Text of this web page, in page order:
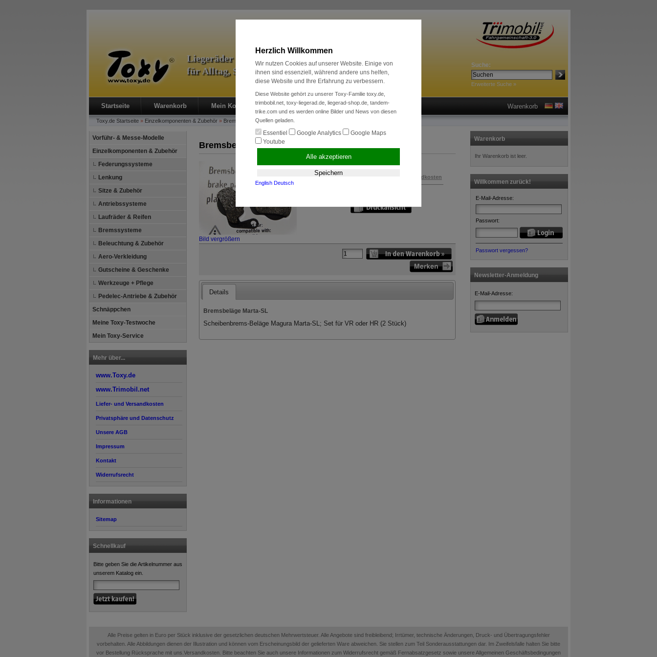
Suche:
Erweiterte Suche »
Liegeräder & Zubehör
für Alltag, Sport und Radreise
Startseite Warenkorb Mein Konto Neukunde? Kasse Anmelden Warenkorb
Toxy.de Startseite » Einzelkomponenten & Zubehör » Bremssysteme» Ersatz und Verschleißteile
Vorführ- & Messe-Modelle
Einzelkomponenten & Zubehör
Federungssysteme
Lenkung
Sitze & Zubehör
Antriebssysteme
Laufräder & Reifen
Bremssysteme
Beleuchtung & Zubehör
Aero-Verkleidung
Gutscheine & Geschenke
Werkzeuge + Pflege
Pedelec-Antriebe & Zubehör
Schnäppchen
Meine Toxy-Testwoche
Mein Toxy-Service
Mehr über...
www.Toxy.de
www.Trimobil.net
Liefer- und Versandkosten
Privatsphäre und Datenschutz
Unsere AGB
Impressum
Kontakt
Widerrufsrecht
Informationen
Sitemap
Schnellkauf
Bitte geben Sie die Artikelnummer aus
unserem Katalog ein.
Bremsbeläge Marta-SL
Bild vergrößern
Versandkosten
Details
Bremsbeläge Marta-SL
Scheibenbrems-Beläge Magura Marta-SL; Set für VR oder HR (2 Stück)
Warenkorb
Ihr Warenkorb ist leer.
Willkommen zurück!
E-Mail-Adresse:
Passwort:
Passwort vergessen?
Newsletter-Anmeldung
E-Mail-Adresse:
Alle Preise gelten in Euro per Stück inklusive der gesetzlichen deutschen Mehrwertsteuer. Alle Angebote sind freibleibend; Irrtümer, technische Änderungen, Druck- und Übertragungsfehler
vorbehalten. Alle Abbildungen dienen der Illustration und können vom Erscheinungsbild der gelieferten Ware abweichen. Sie stellen zum Teil Sonderausstattungen dar. Im Zweifelsfalle halten Sie bitte
vor Bestellung Rücksprache mit uns.Versandkosten. Bitte beachten Sie auch unsere Informationen zum Widerrufsrecht gemäß Fernabsatzgesetz sowie unsere Allgemeinen Geschäftsbedingungen
Herzlich Willkommen
Wir nutzen Cookies auf unserer Website. Einige von
ihnen sind essenziell, während andere uns helfen,
diese Website und Ihre Erfahrung zu verbessern.
Diese Website gehört zu unserer Toxy-Familie toxy.de,
trimbobil.net, toxy-liegerad.de, liegerad-shop.de, tandem-
trike.com und es werden online Bilder und News von diesen
Quellen geladen.
Essentiel Google Analytics
Google Maps
Youtube
Alle akzeptieren
Speichern
English Deutsch